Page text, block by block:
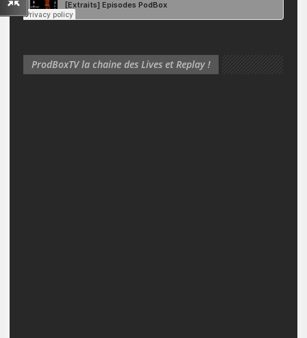
ProdBoxTV la chaine des Lives et Replay !